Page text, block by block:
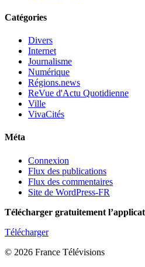
Catégories
Divers
Internet
Journalisme
Numérique
Régions.news
ReVue d'Actu Quotidienne
Ville
VivaCités
Méta
Connexion
Flux des publications
Flux des commentaires
Site de WordPress-FR
Télécharger gratuitement
Télécharger
© 2026 France Télévisions